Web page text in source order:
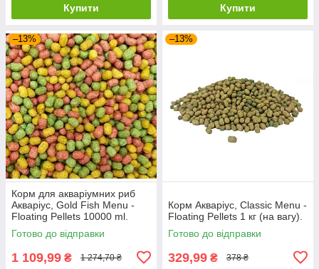
Купити Купити
–13%
Корм для акваріумних риб
Акваріус, Gold Fish Menu -
Floating Pellets 10000 ml.
Готово до відправки
1 109,99 ₴ 1 274,70 ₴
–13%
Корм Акваріус, Classic Menu -
Floating Pellets 1 кг (на вагу).
Готово до відправки
329,99 ₴ 378 ₴